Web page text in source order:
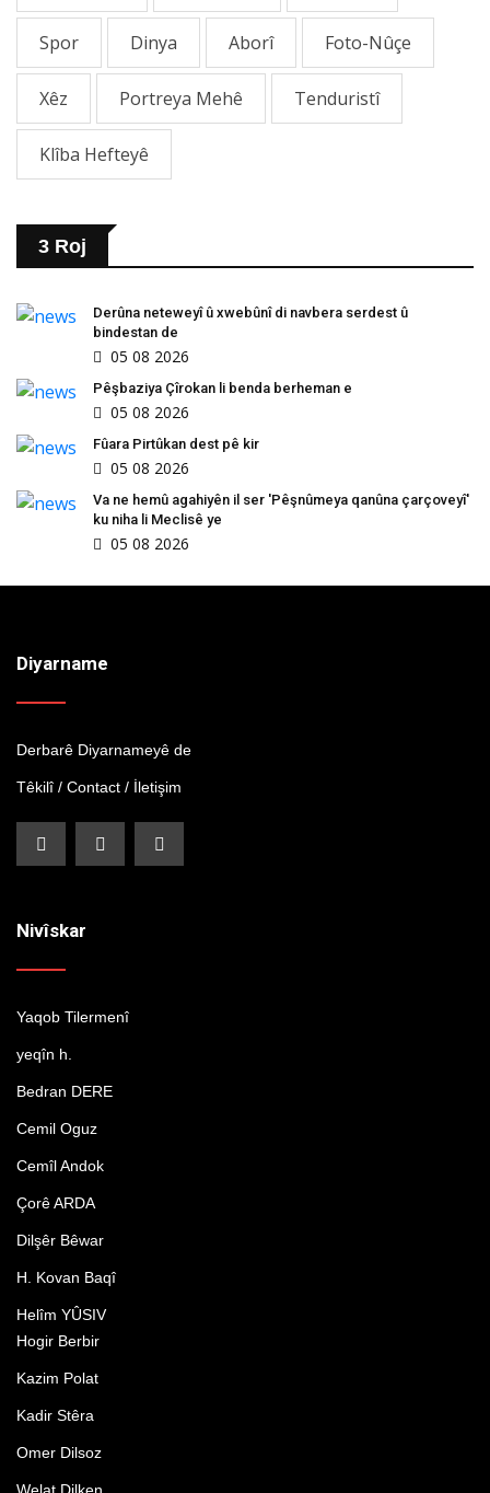
Spor Dinya Aborî Foto-Nûçe
Xêz Portreya Mehê Tenduristî
Klîba Hefteyê
3 Roj
Derûna neteweyî û xwebûnî di navbera serdest û
bindestan de
05 08 2026
Pêşbaziya Çîrokan li benda berheman e
05 08 2026
Fûara Pirtûkan dest pê kir
05 08 2026
Va ne hemû agahiyên il ser 'Pêşnûmeya qanûna çarçoveyî'
ku niha li Meclisê ye
05 08 2026
Diyarname
Derbarê Diyarnameyê de
Têkilî / Contact / İletişim
Nivîskar
Yaqob Tilermenî
yeqîn h.
Bedran DERE
Cemil Oguz
Cemîl Andok
Çorê ARDA
Dilşêr Bêwar
H. Kovan Baqî
Helîm YÛSIV
Hogir Berbir
Kazim Polat
Kadir Stêra
Omer Dilsoz
Welat Dilken